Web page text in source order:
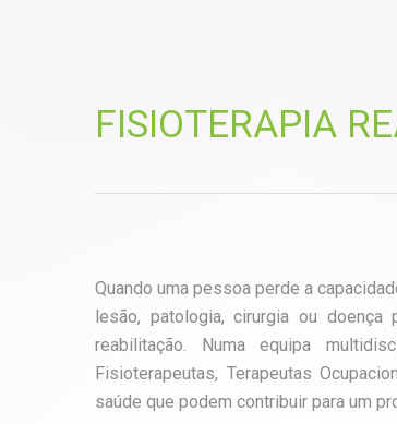
FISIOTERAPIA
Quando uma pessoa perde a
lesão, patologia, cirurgia ou
reabilitação. Numa equipa
Fisioterapeutas, Terapeutas
saúde que podem contribuir para um